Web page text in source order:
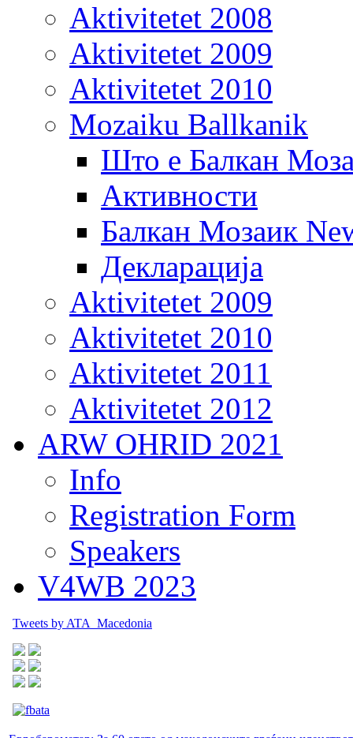
Aktivitetet 2008
Aktivitetet 2009
Aktivitetet 2010
Mozaiku Ballkanik
Што е Балкан
Активности
Балкан Мозаик
Декларација
Aktivitetet 2009
Aktivitetet 2010
Aktivitetet 2011
Aktivitetet 2012
ARW OHRID 2021
Info
Registration Form
Speakers
V4WB 2023
Tweets by ATA_Macedonia